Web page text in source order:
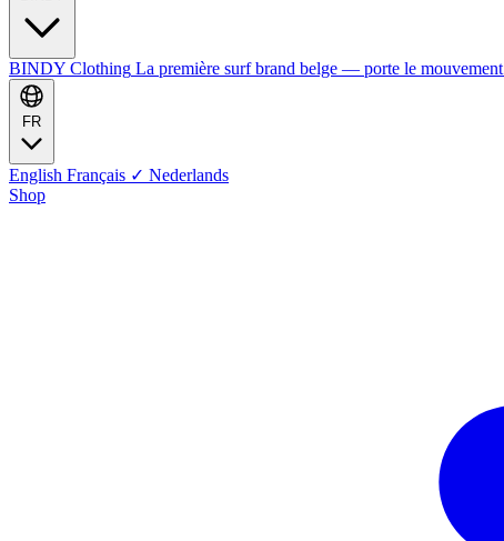
BINDY Clothing La première surf brand belge — porte le mouvement
English Français ✓ Nederlands
Shop